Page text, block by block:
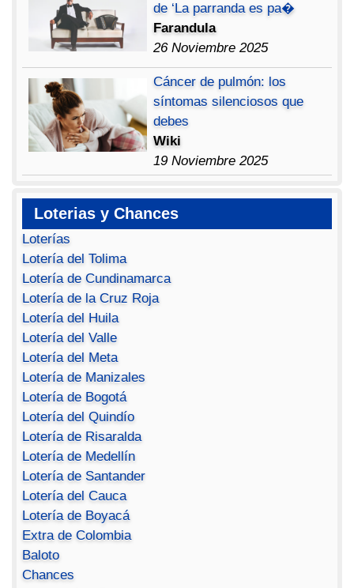
de ‘La parranda es pa�
Farandula
26 Noviembre 2025
Cáncer de pulmón: los
síntomas silenciosos que
debes
Wiki
19 Noviembre 2025
Loterias y Chances
Loterías
Lotería del Tolima
Lotería de Cundinamarca
Lotería de la Cruz Roja
Lotería del Huila
Lotería del Valle
Lotería del Meta
Lotería de Manizales
Lotería de Bogotá
Lotería del Quindío
Lotería de Risaralda
Lotería de Medellín
Lotería de Santander
Lotería del Cauca
Lotería de Boyacá
Extra de Colombia
Baloto
Chances